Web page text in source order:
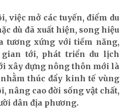
việc mở các tuyến, điểm du
dù đã xuất hiện, song hiệu
tương xứng với tiềm năng,
tới, phát triển du lịch
xây dựng nông thôn mới là
thúc đẩy kinh tế vùng
nâng cao đời sống vật chất,
dân địa phương.